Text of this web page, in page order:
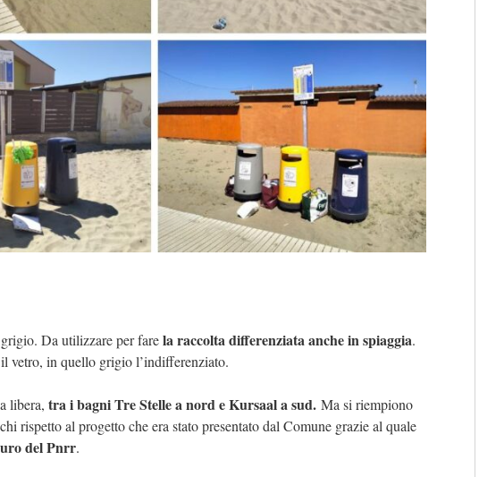
Da utilizzare per farela raccolta differenziata anche in spiaggia.
vetro, in quello grigio l’indifferenziato.
libera, tra i bagni Tre Stelle a nord e Kursaal a sud. Ma si riempiono
rispetto al progetto che era stato presentato dal Comune grazie al quale
del Pnrr.